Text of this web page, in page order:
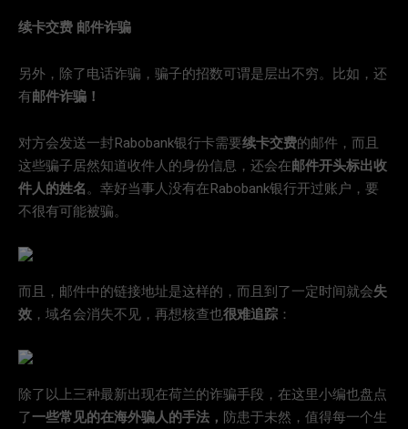
续卡交费 邮件诈骗
另外，除了电话诈骗，骗子的招数可谓是层出不穷。比如，还
有邮件诈骗！
对方会发送一封Rabobank银行卡需要续卡交费的邮件，而且
这些骗子居然知道收件人的身份信息，还会在邮件开头标出收
件人的姓名。幸好当事人没有在Rabobank银行开过账户，要
不很有可能被骗。
而且，邮件中的链接地址是这样的，而且到了一定时间就会失
效 ，域名会消失不见，再想核查也很难追踪 ：
除了以上三种最新出现在荷兰的诈骗手段，在这里小编也盘点
了一些常见的在海外骗人的手法， 防患于未然，值得每一个生